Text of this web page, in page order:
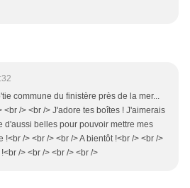
commune du finistère près de la mer...
<br /> <br /> J'adore tes boîtes ! J'aimerais
d'aussi belles pour pouvoir mettre mes
!<br /> <br /> <br /> A bientôt !<br /> <br />
/> <br /> <br /> <br />